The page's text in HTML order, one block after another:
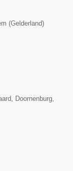
(Gelderland)
Doornenburg,